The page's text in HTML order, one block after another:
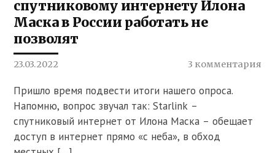
спутниковому интернету Илона
Маска в России работать не
позволят
23.03.2022 3 комментария
Пришло время подвести итоги нашего опроса.
Напомню, вопрос звучал так: Starlink –
спутниковый интернет от Илона Маска – обещает
доступ в интернет прямо «с неба», в обход